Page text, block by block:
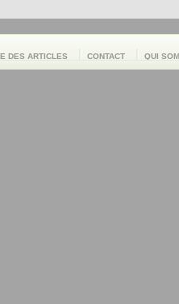
DES ARTICLES CONTACT QUI